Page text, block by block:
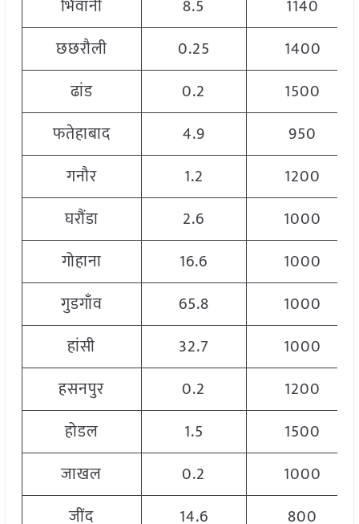
भिवानी 8.5
1140
छछरौली
0.25
1400
ढांड
0.2
1500
फतेहाबाद
4.9
950
गनौर
1.2
1200
घरौंडा
2.6
1000
गोहाना
16.6
1000
गुडगाँव
65.8
1000
हांसी
32.7
1000
हसनपुर
0.2
1200
होडल
1.5
1500
जाखल
0.2
1000
जींद
14.6
800